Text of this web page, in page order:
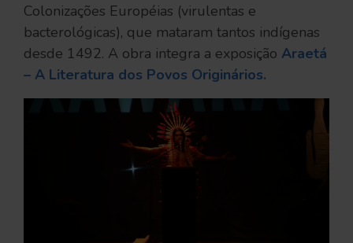
Colonizações Européias (virulentas e
bacterológicas), que mataram tantos indígenas
desde 1492. A obra integra a exposição Araetá
– A Literatura dos Povos Originários.